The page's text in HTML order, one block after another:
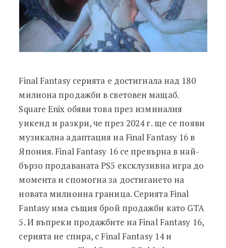
Final Fantasy серията е достигнала над 180
милиона продажби в световен мащаб.
Square Enix обяви това през изминалия
уикенд и разкри, че през 2024 г. ще се появи
музикална адаптация на Final Fantasy 16 в
Япония. Final Fantasy 16 се превърна в най-
бързо продаваната PS5 ексклузивна игра до
момента и спомогна за достигането на
новата милионна граница. Серията Final
Fantasy има същия брой продажби като GTA
5. И въпреки продажбите на Final Fantasy 16,
серията не спира, с Final Fantasy 14 и